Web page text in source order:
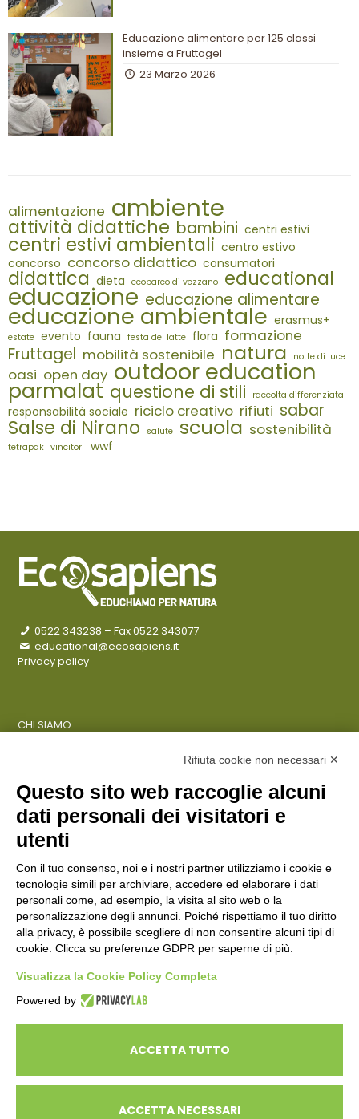
Educazione alimentare per 125 classi
insieme a Fruttagel
23 Marzo 2026
alimentazione ambiente
attività didattiche bambini centri estivi
centri estivi ambientali centro estivo
concorso concorso didattico consumatori
didattica dieta ecoparco di vezzano educational
educazione educazione alimentare
educazione ambientale erasmus+
estate evento fauna festa del latte flora formazione
Fruttagel mobilità sostenibile natura notte di luce
oasi open day outdoor education
parmalat questione di stili raccolta differenziata
responsabilità sociale riciclo creativo rifiuti sabar
Salse di Nirano salute scuola sostenibilità
tetrapak vincitori wwf
0522 343238 – Fax 0522 343077
educational@ecosapiens.it
Privacy policy
CHI SIAMO
ENTI PUBBLICI
SCUOLE
CITTADINI E FAMIGLIE
CONTATTI
Seguici su:
Italiano
ECOSAPIENS è un marchio L’Ovile Cooperativa Sociale
Albo Cooperative a mutualità prevalente n.A114164
Rifiuta cookie non necessari ✕
Questo sito web raccoglie alcuni
dati personali dei visitatori e
utenti
Con il tuo consenso, noi e i nostri partner utilizziamo i cookie e
tecnologie simili per archiviare, accedere ed elaborare i dati
personali come, ad esempio, la visita al sito web o la
personalizzazione degli annunci. Poiché rispettiamo il tuo diritto
alla privacy, è possibile scegliere di non consentire alcuni tipi di
cookie. Clicca su preferenze GDPR per saperne di più.
Visualizza la Cookie Policy Completa
Powered by
ACCETTA TUTTO
ACCETTA NECESSARI